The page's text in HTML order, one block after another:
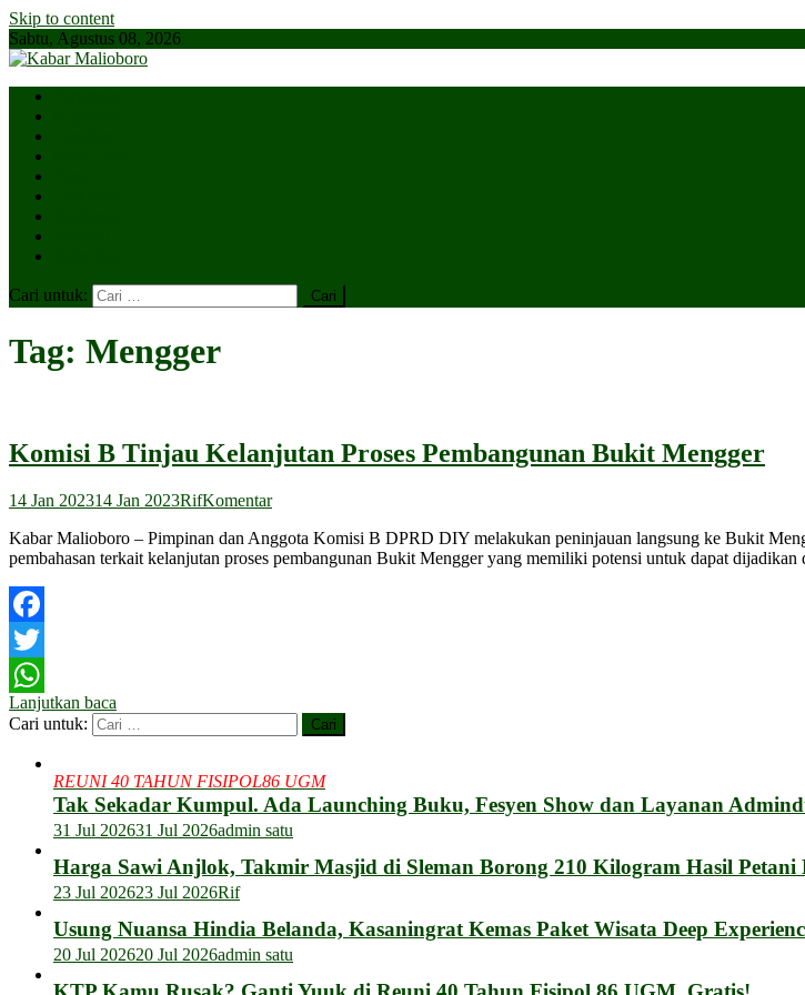
Skip to content
Sabtu, Agustus 08, 2026
Cari untuk:
Tag: Mengger
Komisi B Tinjau Kelanjutan Proses Pembangunan Bukit Mengger
14 Jan 202314 Jan 2023RifKomentar
Kabar Malioboro – Pimpinan dan Anggota Komisi B DPRD DIY melakukan peninjauan langsung ke Bukit
pembahasan terkait kelanjutan proses pembangunan Bukit Mengger yang memiliki potensi untuk dapat
Facebook
Twitter
WhatsApp
Lanjutkan baca
Cari untuk:
REUNI 40 TAHUN FISIPOL86 UGM
Tak Sekadar Kumpul. Ada Launching Buku, Fesyen Show dan Layanan
31 Jul 202631 Jul 2026admin satu
Harga Sawi Anjlok, Takmir Masjid di Sleman Borong 210 Kilogram Hasil Petani
23 Jul 202623 Jul 2026Rif
Usung Nuansa Hindia Belanda, Kasaningrat Kemas Paket Wisata Deep
20 Jul 202620 Jul 2026admin satu